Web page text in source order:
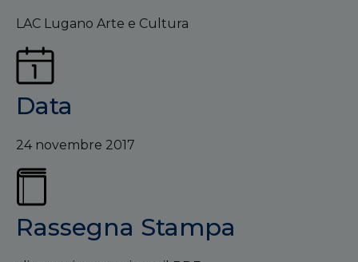
LAC Lugano Arte e Cultura
Data
24 novembre 2017
Rassegna Stampa